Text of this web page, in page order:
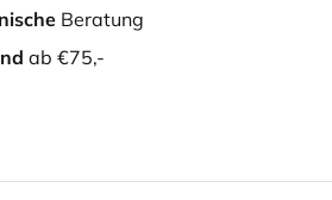
Beratung
ab €75,-